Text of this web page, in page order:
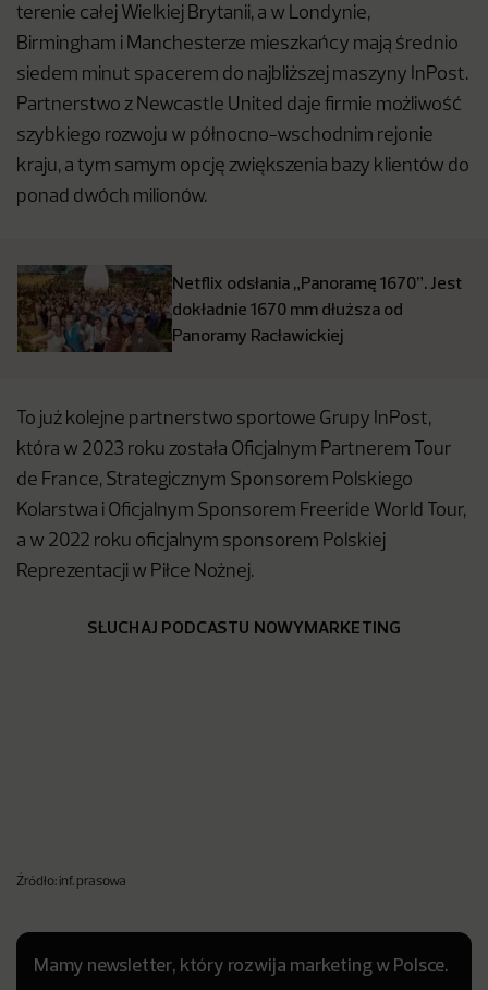
terenie całej Wielkiej Brytanii, a w Londynie,
Birmingham i Manchesterze mieszkańcy mają średnio
siedem minut spacerem do najbliższej maszyny InPost.
Partnerstwo z Newcastle United daje firmie możliwość
szybkiego rozwoju w północno-wschodnim rejonie
kraju, a tym samym opcję zwiększenia bazy klientów do
ponad dwóch milionów.
Netflix odsłania „Panoramę 1670”. Jest
dokładnie 1670 mm dłuższa od
Panoramy Racławickiej
To już kolejne partnerstwo sportowe Grupy InPost,
która w 2023 roku została Oficjalnym Partnerem Tour
de France, Strategicznym Sponsorem Polskiego
Kolarstwa i Oficjalnym Sponsorem Freeride World Tour,
a w 2022 roku oficjalnym sponsorem Polskiej
Reprezentacji w Piłce Nożnej.
SŁUCHAJ PODCASTU NOWYMARKETING
Źródło: inf. prasowa
Mamy newsletter, który rozwija marketing w Polsce.